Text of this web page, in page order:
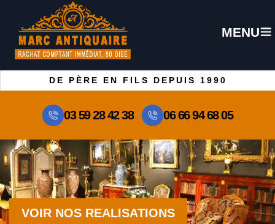
MENU
DE PÈRE EN FILS DEPUIS 1990
03 59 28 42 38 06 66 94 68 05
VOIR NOS REALISATIONS